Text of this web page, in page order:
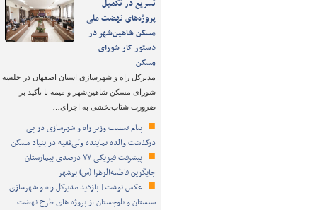
تسریع در تکمیل
پروژه‌های نهضت ملی
مسکن شاهین‌شهر در
دستور کار شورای
مسکن
مدیرکل راه و شهرسازی استان اصفهان در جلسه
شورای مسکن شاهین‌شهر و میمه با تأکید بر
ضرورت شتاب‌بخشی به اجرای…
پیام تسلیت وزیر راه و شهرسازی در پی
درگذشت والده نماینده ولی‌فقیه در بنیاد مسکن
پیشرفت فیزیکی ۷۷ درصدی بیمارستان
جایگزین فاطمه‌الزهرا (س) بوشهر
عکس نوشت| بازدید مدیرکل راه و شهرسازی
سیستان و بلوچستان از پروژه های طرح نهضت…